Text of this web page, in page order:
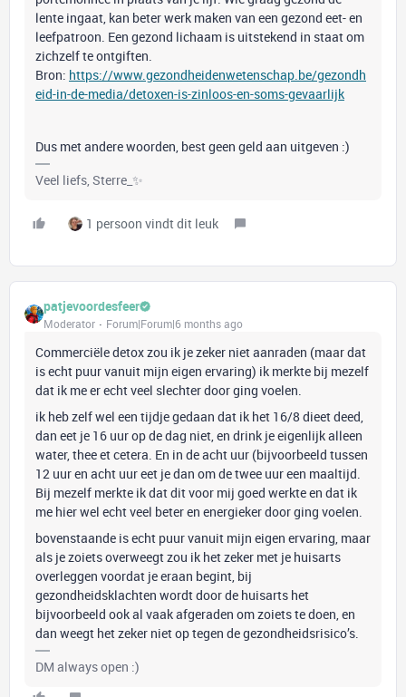
lente ingaat, kan beter werk maken van een gezond eet- en
leefpatroon. Een gezond lichaam is uitstekend in staat om
zichzelf te ontgiften.
Bron: https://www.gezondheidenwetenschap.be/gezondh
eid-in-de-media/detoxen-is-zinloos-en-soms-gevaarlijk
Dus met andere woorden, best geen geld aan uitgeven :)
Veel liefs, Sterre_✨
1 persoon vindt dit leuk
patjevoordesfeer
Moderator Forum|Forum|6 months ago
Commerciële detox zou ik je zeker niet aanraden (maar dat
is echt puur vanuit mijn eigen ervaring) ik merkte bij mezelf
dat ik me er echt veel slechter door ging voelen.
ik heb zelf wel een tijdje gedaan dat ik het 16/8 dieet deed,
dan eet je 16 uur op de dag niet, en drink je eigenlijk alleen
water, thee et cetera. En in de acht uur (bijvoorbeeld tussen
12 uur en acht uur eet je dan om de twee uur een maaltijd.
Bij mezelf merkte ik dat dit voor mij goed werkte en dat ik
me hier wel echt veel beter en energieker door ging voelen.
bovenstaande is echt puur vanuit mijn eigen ervaring, maar
als je zoiets overweegt zou ik het zeker met je huisarts
overleggen voordat je eraan begint, bij
gezondheidsklachten wordt door de huisarts het
bijvoorbeeld ook al vaak afgeraden om zoiets te doen, en
dan weegt het zeker niet op tegen de gezondheidsrisico’s.
DM always open :)